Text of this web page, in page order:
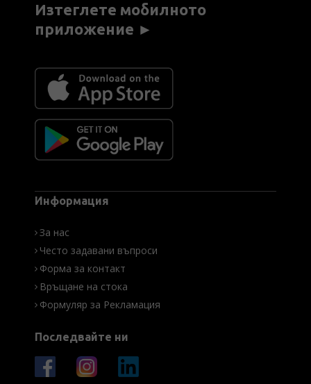
Изтеглете мобилното
приложение ►
Информация
За нас
Често задавани въпроси
Форма за контакт
Връщане на стока
Формуляр за Рекламация
Последвайте ни